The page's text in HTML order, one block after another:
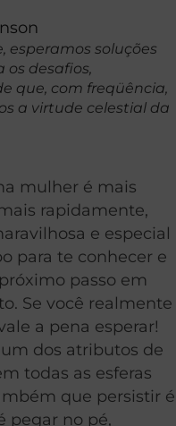
esperamos soluções
desafios,
que, com freqüência,
a virtude celestial da
mulher é mais
rapidamente,
e especial
para te conhecer e
passo em
Se você realmente
a pena esperar!
dos atributos de
todas as esferas
que persistir é
pegar no pé,